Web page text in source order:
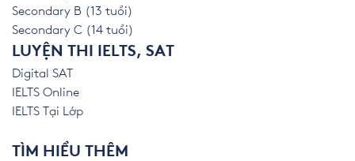
Secondary B (13 tuổi)
Secondary C (14 tuổi)
LUYỆN THI IELTS, SAT
Digital SAT
IELTS Online
IELTS Tại Lớp
TÌM HIỂU THÊM